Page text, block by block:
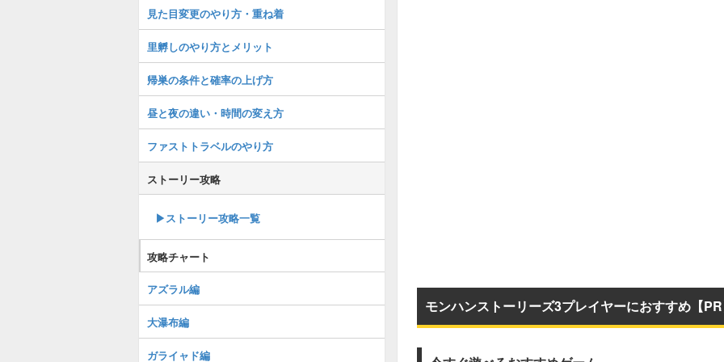
モンハンストーリーズ3プレイヤーにおすすめ【
見た目変更のやり方・重ね着
里孵しのやり方とメリット
帰巣の条件と確率の上げ方
昼と夜の違い・時間の変え方
ファストトラベルのやり方
ストーリー攻略
▶︎ストーリー攻略一覧
攻略チャート
アズラル編
大瀑布編
ガライャド編